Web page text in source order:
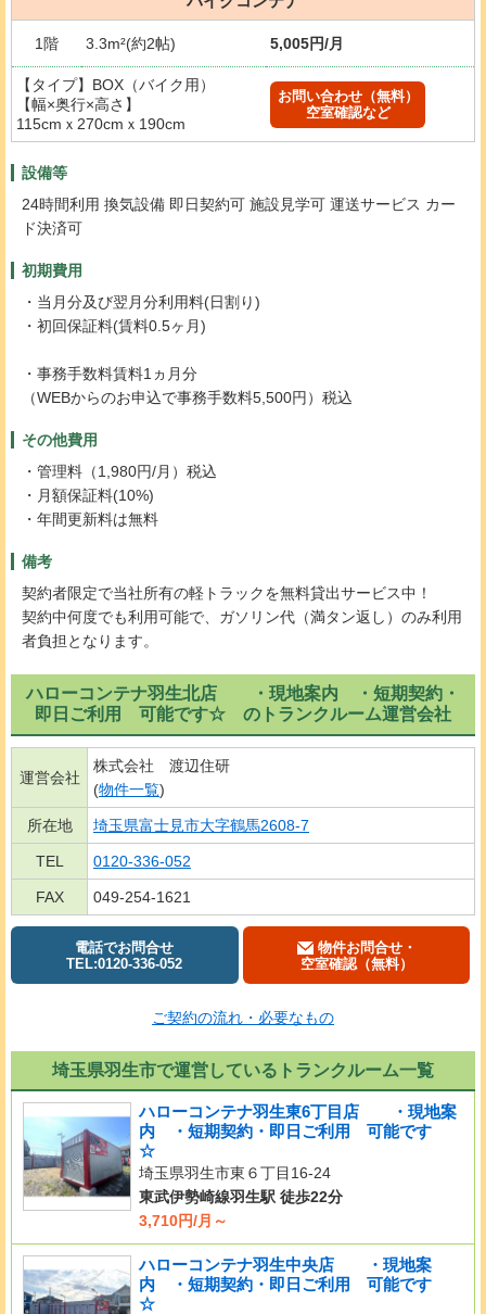
1階 3.3m²(約2帖) 5,005円/月
【タイプ】BOX（バイク用）
【幅×奥行×高さ】
115cmｘ270cmｘ190cm
お問い合わせ（無料）
空室確認など
設備等
24時間利用 換気設備 即日契約可 施設見学可 運送サービス カー
ド決済可
初期費用
・当月分及び翌月分利用料(日割り)
・初回保証料(賃料0.5ヶ月)
・事務手数料賃料1ヵ月分
（WEBからのお申込で事務手数料5,500円）税込
その他費用
・管理料（1,980円/月）税込
・月額保証料(10%)
・年間更新料は無料
備考
契約者限定で当社所有の軽トラックを無料貸出サービス中！
契約中何度でも利用可能で、ガソリン代（満タン返し）のみ利用
者負担となります。
ハローコンテナ羽生北店 ・現地案内 ・短期契約・
即日ご利用 可能です☆ のトランクルーム運営会社
運営会社
株式会社 渡辺住研
(物件一覧)
所在地 埼玉県富士見市大字鶴馬2608-7
TEL 0120-336-052
FAX 049-254-1621
電話でお問合せ
TEL:0120-336-052
物件お問合せ・
空室確認（無料）
ご契約の流れ・必要なもの
埼玉県羽生市で運営しているトランクルーム一覧
ハローコンテナ羽生東6丁目店 ・現地案
内 ・短期契約・即日ご利用 可能です
☆
埼玉県羽生市東６丁目16-24
東武伊勢崎線羽生駅 徒歩22分
3,710円/月～
ハローコンテナ羽生中央店 ・現地案
内 ・短期契約・即日ご利用 可能です
☆